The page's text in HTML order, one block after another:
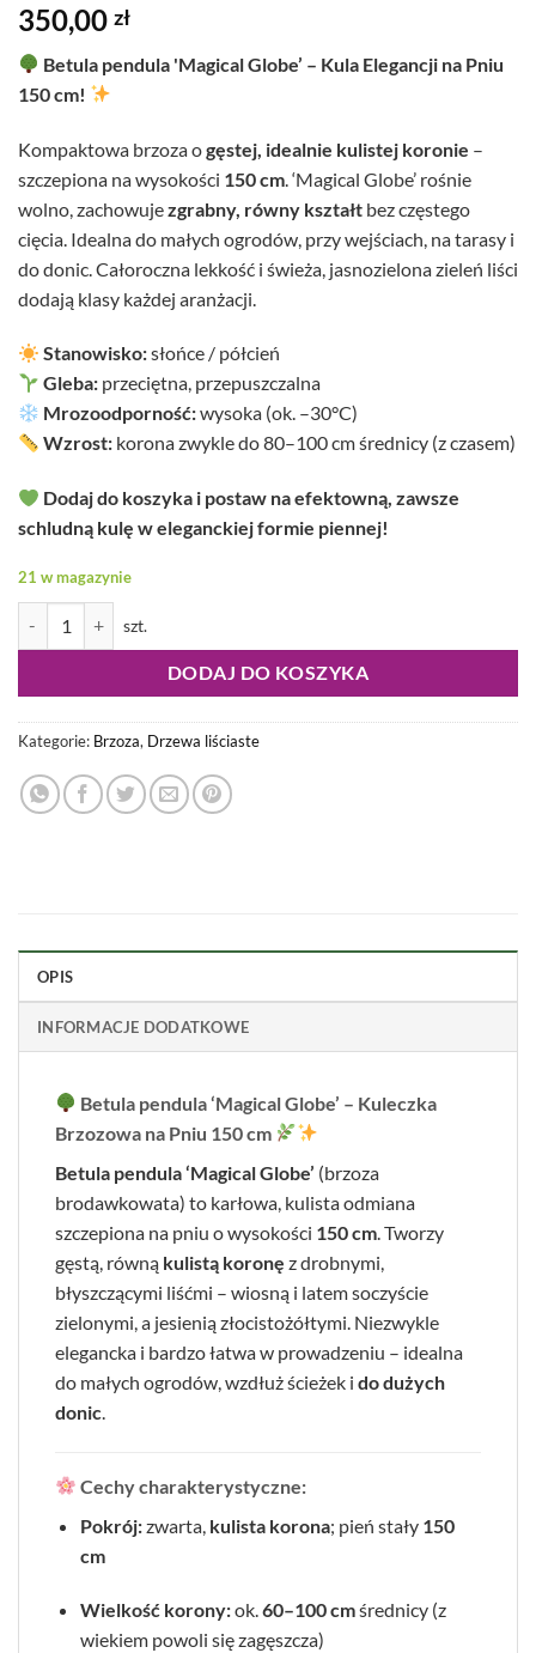
350,00 zł
Betula pendula 'Magical Globe’ – Kula Elegancji na Pniu
150 cm!
Kompaktowa brzoza ogęstej, idealnie kulistej koronie –
szczepiona na wysokości 150 cm . ‘Magical Globe’ rośnie
wolno, zachowujezgrabny, równy kształt bez częstego
cięcia. Idealna do małych ogrodów, przy wejściach, na tarasy i
do donic. Całoroczna lekkość i świeża, jasnozielona zieleń liści
dodają klasy każdej aranżacji.
Stanowisko:słońce / półcień
Gleba: przeciętna, przepuszczalna
Mrozoodporność:wysoka (ok. –30°C)
Wzrost: korona zwykle do 80–100 cm średnicy (z czasem)
Dodaj do koszyka i postaw na efektowną, zawsze
schludną kulę w eleganckiej formie piennej!
21 w magazynie
DODAJ DO KOSZYKA
Kategorie: Brzoza, Drzewa liściaste
OPIS
INFORMACJE DODATKOWE
Betula pendula ‘Magical Globe’ – Kuleczka
Brzozowa na Pniu 150 cm
Betula pendula ‘Magical Globe’ (brzoza
brodawkowata) to karłowa, kulista odmiana
szczepiona na pniu o wysokości 150 cm . Tworzy
gęstą, równą kulistą koronę z drobnymi,
błyszczącymi liśćmi – wiosną i latem soczyście
zielonymi, a jesienią złocistożółtymi. Niezwykle
elegancka i bardzo łatwa w prowadzeniu – idealna
do małych ogrodów, wzdłuż ścieżek i do dużych
donic
Cechy charakterystyczne:
Pokrój:zwarta, kulista korona; pień stały 150
cm
Wielkość korony:ok.60–100 cmśrednicy (z
wiekiem powoli się zagęszcza)